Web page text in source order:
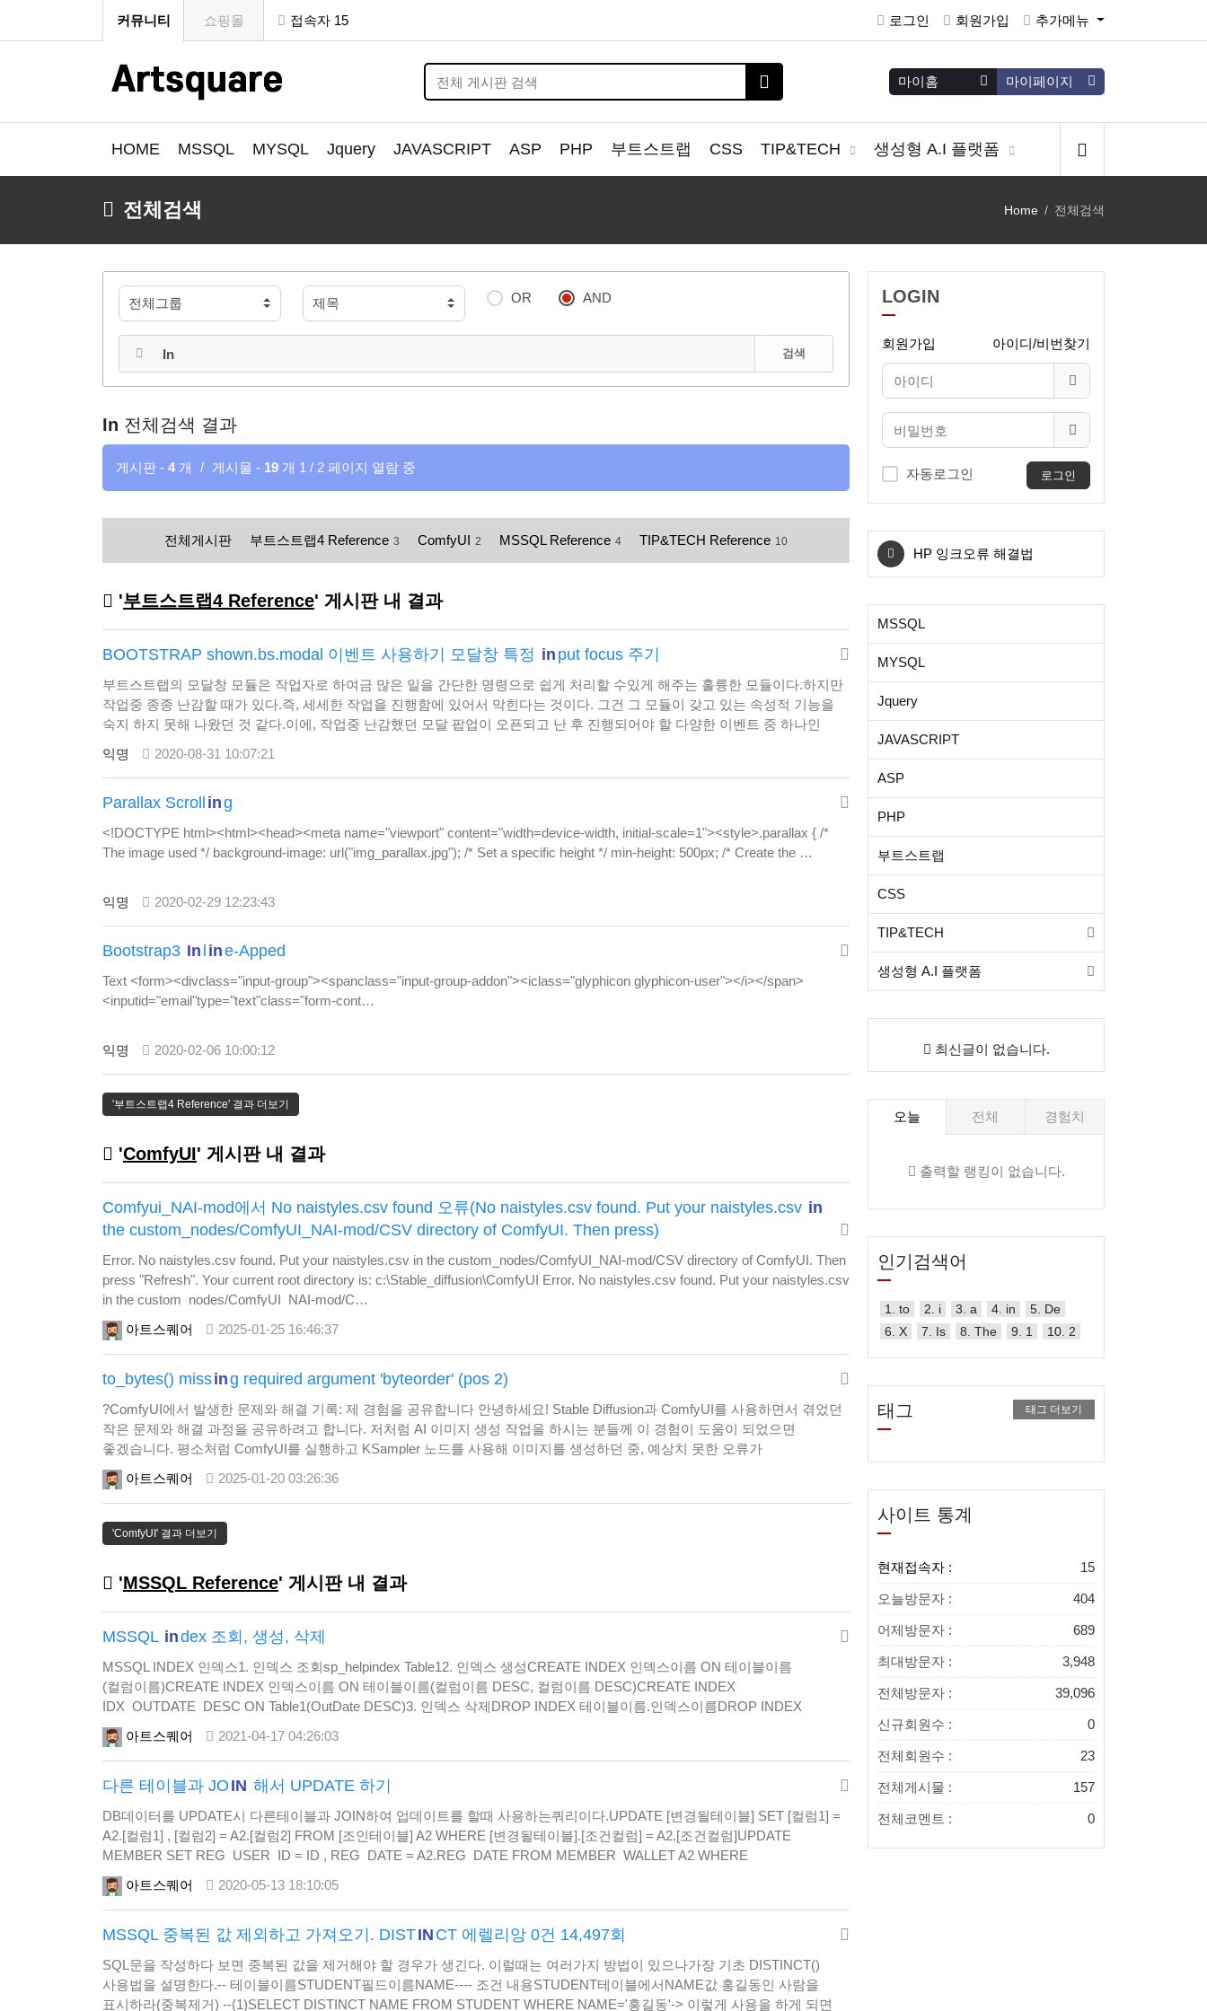
커뮤니티 쇼핑몰 접속자 15 로그인 회원가입 추가메뉴
마이홈 마이페이지
HOME MSSQL MYSQL Jquery JAVASCRIPT ASP PHP 부트스트랩 CSS TIP&TECH 생성형 A.I 플랫폼
전체검색 Home 전체검색
OR AND
검색
In 전체검색 결과
게시판 - 4개 / 게시물 - 19 개 1 / 2 페이지 열람 중
전체게시판 부트스트랩4 Reference 3 ComfyUI 2 MSSQL Reference 4 TIP&TECH Reference 10
'부트스트랩4 Reference' 게시판 내 결과
BOOTSTRAP shown.bs.modal 이벤트 사용하기 모달창 특정 in put focus 주기
부트스트랩의 모달창 모듈은 작업자로 하여금 많은 일을 간단한 명령으로 쉽게 처리할 수있게 해주는 훌륭한 모듈이다.하지만
작업중 종종 난감할 때가 있다.즉, 세세한 작업을 진행함에 있어서 막힌다는 것이다. 그건 그 모듈이 갖고 있는 속성적 기능을
숙지 하지 못해 나왔던 것 같다.이에, 작업중 난감했던 모달 팝업이 오픈되고 난 후 진행되어야 할 다양한 이벤트 중 하나인
있다.$('#myModal').on('…
익명 2020-08-31 10:07:21
Parallax Scroll ing
<!DOCTYPE html><html><head><meta name="viewport" content="width=device-width, initial-scale=1"><style>.parallax { /*
The image used */ background-image: url("img_parallax.jpg"); /* Set a specific height */ min-height: 500px; /* Create the …
익명 2020-02-29 12:23:43
Bootstrap3 In ine-Apped
Text <form><divclass="input-group"><spanclass="input-group-addon"><iclass="glyphicon glyphicon-user"></i></span>
<inputid="email"type="text"class="form-cont…
익명 2020-02-06 10:00:12
'부트스트랩4 Reference' 결과 더보기
'ComfyUI' 게시판 내 결과
Comfyui_NAI-mod에서 No naistyles.csv found 오류(No naistyles.csv found. Put your naistyles.csv in
the custom_nodes/ComfyUI_NAI-mod/CSV directory of ComfyUI. Then press)
Error. No naistyles.csv found. Put your naistyles.csv in the custom_nodes/ComfyUI_NAI-mod/CSV directory of ComfyUI. Then
press "Refresh". Your current root directory is: c:\Stable_diffusion\ComfyUI Error. No naistyles.csv found. Put your naistyles.csv
in the custom_nodes/ComfyUI_NAI-mod/C…
아트스퀘어
2025-01-25 16:46:37
to_bytes() missing required argument 'byteorder' (pos 2)
?ComfyUI에서 발생한 문제와 해결 기록: 제 경험을 공유합니다 안녕하세요! Stable Diffusion과 ComfyUI를 사용하면서 겪었던
작은 문제와 해결 과정을 공유하려고 합니다. 저처럼 AI 이미지 생성 작업을 하시는 분들께 이 경험이 도움이 되었으면
좋겠습니다. 평소처럼 ComfyUI를 실행하고 KSampler 노드를 사용해 이미지를 생성하던 중, 예상치 못한 오류가
발생했습니다. 화면에 뜬 메시지는 다음과 같았습니다: TypeError: to_bytes() missing required argument 'byteor…
아트스퀘어 2025-01-20 03:26:36
'ComfyUI' 결과 더보기
'MSSQL Reference' 게시판 내 결과
MSSQL index 조회, 생성, 삭제
MSSQL INDEX 인덱스1. 인덱스 조회sp_helpindex Table12. 인덱스 생성CREATE INDEX 인덱스이름 ON 테이블이름
(컬럼이름)CREATE INDEX 인덱스이름 ON 테이블이름(컬럼이름 DESC, 컬럼이름 DESC)CREATE INDEX
IDX_OUTDATE_DESC ON Table1(OutDate DESC)3. 인덱스 삭제DROP INDEX 테이블이름.인덱스이름DROP INDEX
Table1.IDX_OUTDATE_DESC4. SQL DB내부 전체 INDEX 검색조회SELECT OBJECT_SCHEMA_N…
아트스퀘어 2021-04-17 04:26:03
다른 테이블과 JO IN 해서 UPDATE 하기
DB데이터를 UPDATE시 다른테이블과 JOIN하여 업데이트를 할때 사용하는쿼리이다.UPDATE [변경될테이블] SET [컬럼1] =
A2.[컬럼1] , [컬럼2] = A2.[컬럼2] FROM [조인테이블] A2 WHERE [변경될테이블].[조건컬럼] = A2.[조건컬럼]UPDATE
MEMBER SET REG_USER_ID = ID , REG_DATE = A2.REG_DATE FROM MEMBER_WALLET A2 WHERE
MEMBER.CODE = A2.CODE 테이블이 한개가아니라도 일반적인조…
아트스퀘어 2020-05-13 18:10:05
MSSQL 중복된 값 제외하고 가져오기. DISTIN CT 에렐리앙 0건 14,497회
SQL문을 작성하다 보면 중복된 값을 제거해야 할 경우가 생긴다. 이럴때는 여러가지 방법이 있으나가장 기초 DISTINCT()
사용법을 설명한다.-- 테이블이름STUDENT필드이름NAME---- 조건 내용STUDENT테이블에서NAME값 홍길동인 사람을
표시하라(중복제거) --(1)SELECT DISTINCT NAME FROM STUDENT WHERE NAME='홍길동'-> 이렇게 사용을 하게 되면
LOGIN
회원가입 아이디/비번찾기
자동로그인 로그인
windows10 우클릭 메뉴에 특
정프로그램 확장자 바로열기
HP 잉크오류 해결법
정프로그램 확장자 바로열기
HP 잉크오류 해결법
MSSQL
MYSQL
Jquery
JAVASCRIPT
ASP
PHP
부트스트랩
CSS
TIP&TECH
생성형 A.I 플랫폼
최신글이 없습니다.
오늘 전체 경험치
출력할 랭킹이 없습니다.
인기검색어
1. to 2. i 3. a 4. in
5. De
6. X
7. Is 8. The 9. 1 10. 2
태그 태그 더보기
사이트 통계
현재접속자 : 15
오늘방문자 : 404
어제방문자 : 689
최대방문자 : 3,948
전체방문자 : 39,096
신규회원수 : 0
전체회원수 : 23
전체게시물 : 157
전체코멘트 : 0